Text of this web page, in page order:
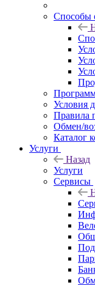
Способы
Условия
Правила
Обмен/
Каталог
Услуги
Назад
Услуги
Сервисы